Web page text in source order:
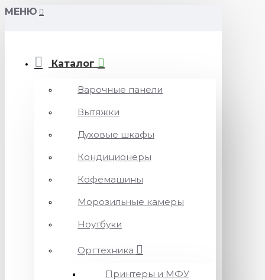
МЕНЮ
Каталог
Варочные панели
Вытяжки
Духовые шкафы
Кондиционеры
Кофемашины
Морозильные камеры
Ноутбуки
Оргтехника
Принтеры и МФУ